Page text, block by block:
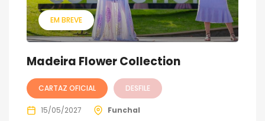
EM BREVE
Madeira Flower Collection
CARTAZ OFICIAL DESFILE
15/05/2027 Funchal